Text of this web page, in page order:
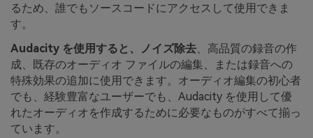
るため、誰でもソースコードにアクセスして使用できま
す。
Audacity を使用すると、ノイズ除去、高品質の録音の作
成、既存のオーディオ ファイルの編集、または録音への
特殊効果の追加に使用できます。オーディオ編集の初心者
でも、経験豊富なユーザーでも、Audacity を使用して優
れたオーディオを作成するために必要なものがすべて揃っ
ています。